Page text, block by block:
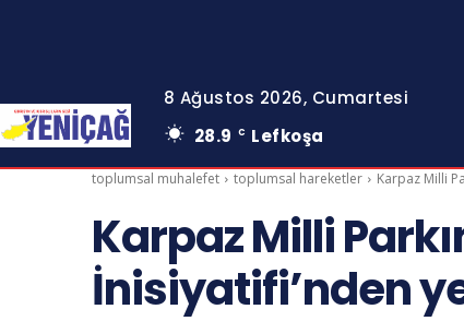
8 Ağustos 2026, Cumartesi
28.9
C Lefkoşa
toplumsal muhalefet toplumsal hareketler Karpaz Milli
Karpaz Milli
İnisiyatifi’nden